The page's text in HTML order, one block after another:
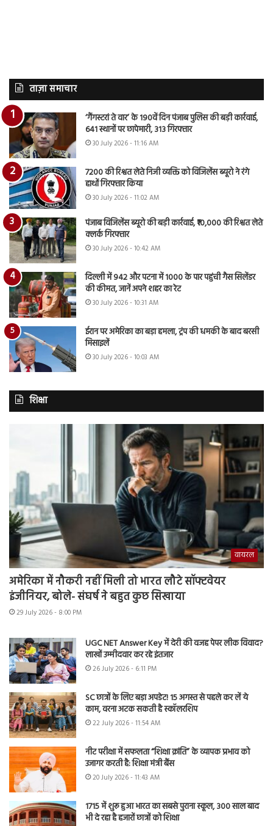
ताज़ा समाचार
‘गैंगस्टरां ते वार’ के 190वें दिन पंजाब पुलिस की बड़ी कार्रवाई,
641 स्थानों पर छापेमारी, 313 गिरफ्तार
30 July 2026 - 11:16 AM
7200 की रिश्वत लेते निजी व्यक्ति को विजिलेंस ब्यूरो ने रंगे
हाथों गिरफ्तार किया
30 July 2026 - 11:02 AM
पंजाब विजिलेंस ब्यूरो की बड़ी कार्रवाई, ₹10,000 की रिश्वत लेते
क्लर्क गिरफ्तार
30 July 2026 - 10:42 AM
दिल्ली में 942 और पटना में 1000 के पार पहुंची गैस सिलेंडर
की कीमत, जानें अपने शहर का रेट
30 July 2026 - 10:31 AM
ईरान पर अमेरिका का बड़ा हमला, ट्रंप की धमकी के बाद बरसी
मिसाइलें
30 July 2026 - 10:03 AM
शिक्षा
वायरल
अमेरिका में नौकरी नहीं मिली तो भारत लौटे सॉफ्टवेयर
इंजीनियर, बोले- संघर्ष ने बहुत कुछ सिखाया
29 July 2026 - 8:00 PM
UGC NET Answer Key में देरी की वजह पेपर लीक विवाद?
लाखों उम्मीदवार कर रहे इंतजार
26 July 2026 - 6:11 PM
SC छात्रों के लिए बड़ा अपडेट! 15 अगस्त से पहले कर लें ये
काम, वरना अटक सकती है स्कॉलरशिप
22 July 2026 - 11:54 AM
नीट परीक्षा में सफलता “शिक्षा क्रांति” के व्यापक प्रभाव को
उजागर करती है: शिक्षा मंत्री बैंस
20 July 2026 - 11:43 AM
1715 में शुरू हुआ भारत का सबसे पुराना स्कूल, 300 साल बाद
भी दे रहा है हजारों छात्रों को शिक्षा